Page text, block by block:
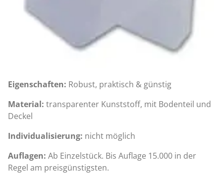
Eigenschaften: Robust, praktisch & günstig
Material: transparenter Kunststoff, mit Bodenteil und
Deckel
Individualisierung: nicht möglich
Auflagen: Ab Einzelstück. Bis Auflage 15.000 in der
Regel am preisgünstigsten.